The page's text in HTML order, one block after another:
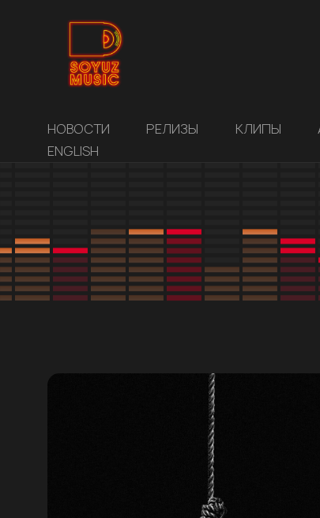
НОВОСТИ РЕЛИЗЫ КЛИПЫ
ENGLISH